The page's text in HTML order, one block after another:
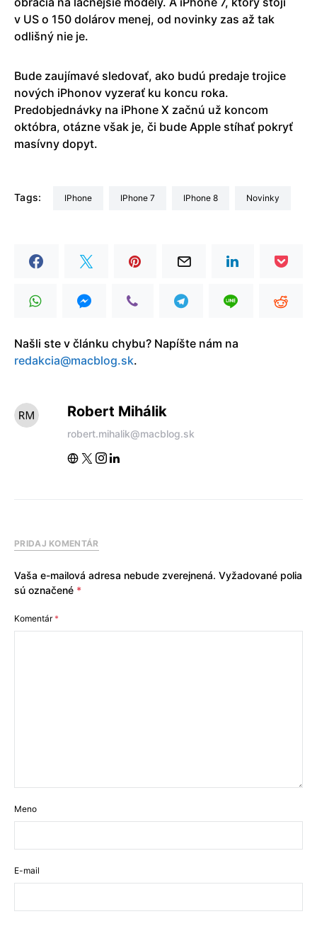
v US o 150 dolárov menej, od novinky zas až tak
odlišný nie je.
Bude zaujímavé sledovať, ako budú predaje trojice
nových iPhonov vyzerať ku koncu roka.
Predobjednávky na iPhone X začnú už koncom
októbra, otázne však je, či bude Apple stíhať pokryť
masívny dopyt.
Tags: iPhone iPhone 7 iPhone 8 Novinky
Našli ste v článku chybu? Napíšte nám na
redakcia@macblog.sk.
Robert Mihálik
robert.mihalik@macblog.sk
PRIDAJ KOMENTÁR
Vaša e-mailová adresa nebude zverejnená. Vyžadované polia
sú označené *
Komentár*
Meno
E-mail